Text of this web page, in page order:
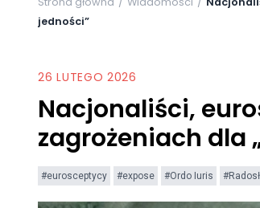
jedności”
26 LUTEGO 2026
Nacjonaliści,
zagrożeniach dla
#eurosceptycy #expose #Ordo Iuris